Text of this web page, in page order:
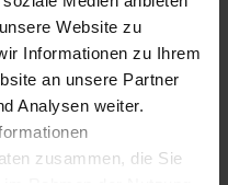
Website zu
Informationen zu Ihrem
an unsere Partner
Analysen weiter.
zusammen, die Sie